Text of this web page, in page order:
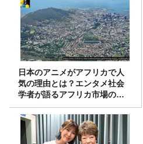
日本のアニメがアフリカで人
気の理由とは？エンタメ社会
学者が語るアフリカ市場のリ
アル